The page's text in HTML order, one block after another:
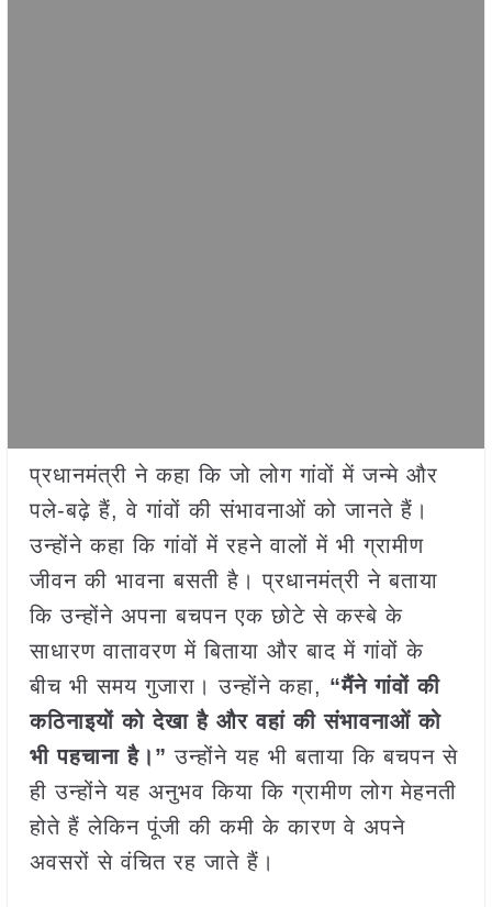
प्रधानमंत्री ने कहा कि जो लोग गांवों में जन्मे और
पले-बढ़े हैं, वे गांवों की संभावनाओं को जानते हैं।
उन्होंने कहा कि गांवों में रहने वालों में भी ग्रामीण
जीवन की भावना बसती है। प्रधानमंत्री ने बताया
कि उन्होंने अपना बचपन एक छोटे से कस्बे के
साधारण वातावरण में बिताया और बाद में गांवों के
बीच भी समय गुजारा। उन्होंने कहा, “मैंने गांवों की
कठिनाइयों को देखा है और वहां की संभावनाओं को
भी पहचाना है।” उन्होंने यह भी बताया कि बचपन से
ही उन्होंने यह अनुभव किया कि ग्रामीण लोग मेहनती
होते हैं लेकिन पूंजी की कमी के कारण वे अपने
अवसरों से वंचित रह जाते हैं।